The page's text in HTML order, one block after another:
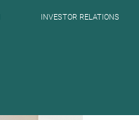
INVESTOR RELATIONS